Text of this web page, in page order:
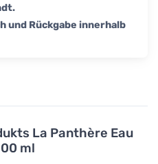
La Panthère Eau
ml
und Rückgabe innerhalb